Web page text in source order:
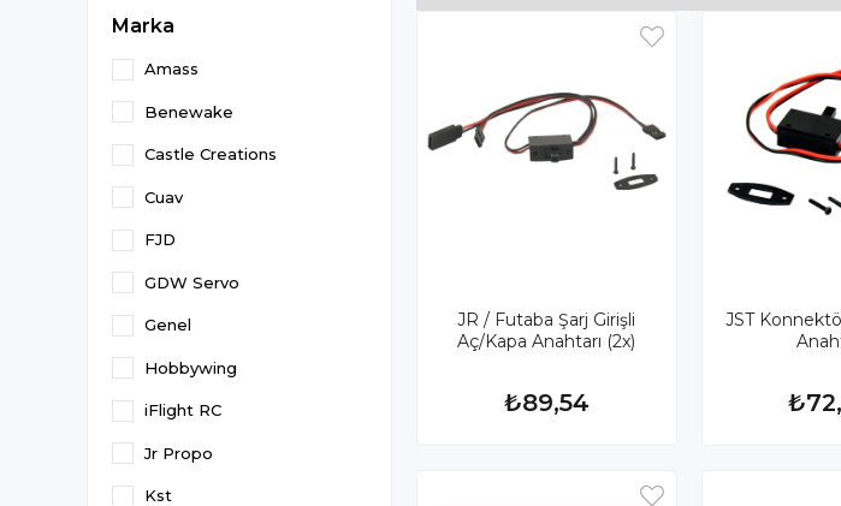
Marka
Amass
Benewake
Castle Creations
Cuav
FJD
GDW Servo
Genel
Hobbywing
iFlight RC
Jr Propo
Kst
JR / Futaba Şarj Girişli
Aç/Kapa Anahtarı (2x)
₺89,54
JST